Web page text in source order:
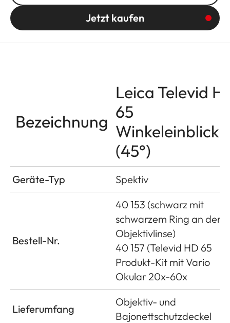
Jetzt kaufen
Bezeichnung
Leica Televid
65
Winkeleinblick
(45°)
Geräte-Typ Spektiv
Bestell-Nr.
40 153 (schwarz mit
schwarzem Ring an der
Objektivlinse)
40 157 (Televid HD 65
Produkt-Kit mit Vario
Okular 20x-60x
Lieferumfang
Objektiv- und
Bajonettschutzdeckel